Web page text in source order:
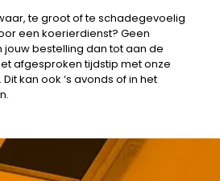
te groot of te schadegevoelig
een koerierdienst? Geen
bestelling dan tot aan de
afgesproken tijdstip met onze
kan ook ‘s avonds of in het